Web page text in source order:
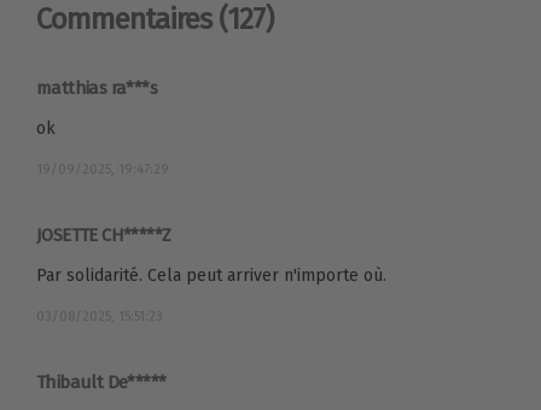
Commentaires (127)
matthias ra***s
ok
19/09/2025, 19:47:29
JOSETTE CH*****Z
Par solidarité. Cela peut arriver n'importe où.
03/08/2025, 15:51:23
Thibault De*****